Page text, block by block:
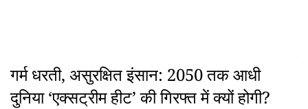
गर्म धरती, असुरक्षित इंसान: 2050 तक आधी
दुनिया ‘एक्सट्रीम हीट’ की गिरफ्त में क्यों होगी?